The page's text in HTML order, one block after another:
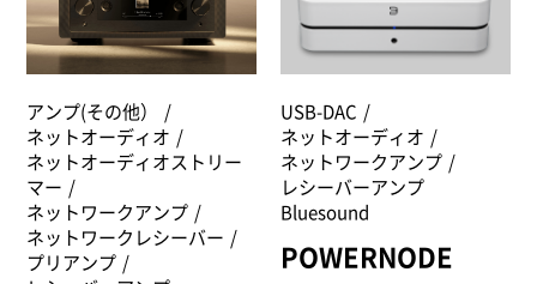
会社案内
NEWS
Attach system公式サイト
会員登録
マイアカウント
アンプ(その他）
ネットオーディオ
ネットオーディオストリー
マー
ネットワークアンプ
ネットワークレシーバー
プリアンプ
USB-DAC
ネットオーディオ
ネットワークアンプ
レシーバーアンプ
Bluesound
POWERNODE